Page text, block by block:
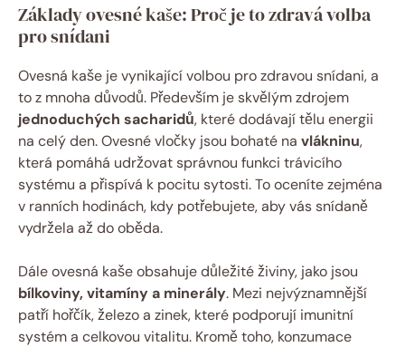
Základy ovesné kaše: Proč je to zdravá volba
pro snídani
Ovesná kaše je vynikající volbou pro zdravou snídani, a
to z mnoha důvodů. Především je skvělým zdrojem
jednoduchých sacharidů, které dodávají tělu energii
na celý den. Ovesné vločky jsou bohaté na vlákninu,
která pomáhá udržovat správnou funkci trávicího
systému a přispívá k pocitu sytosti. To oceníte zejména
v ranních hodinách, kdy potřebujete, aby vás snídaně
vydržela až do oběda.
Dále ovesná kaše obsahuje důležité živiny, jako jsou
bílkoviny, vitamíny a minerály. Mezi nejvýznamnější
patří hořčík, železo a zinek, které podporují imunitní
systém a celkovou vitalitu. Kromě toho, konzumace